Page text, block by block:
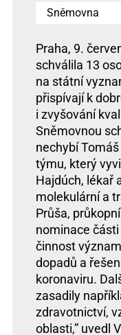
Sněmovna
Praha, 9.
schválila 13
na státní
přispívají k
i zvyšování
Sněmovnou
nechybí
týmu, který
Hajdúch, lékař
molekulární a
Průša,
nominace
činnost
dopadů a
koronaviru.
zasadily
zdravotnictví,
oblasti,” uvedl